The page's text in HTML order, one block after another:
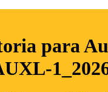
para